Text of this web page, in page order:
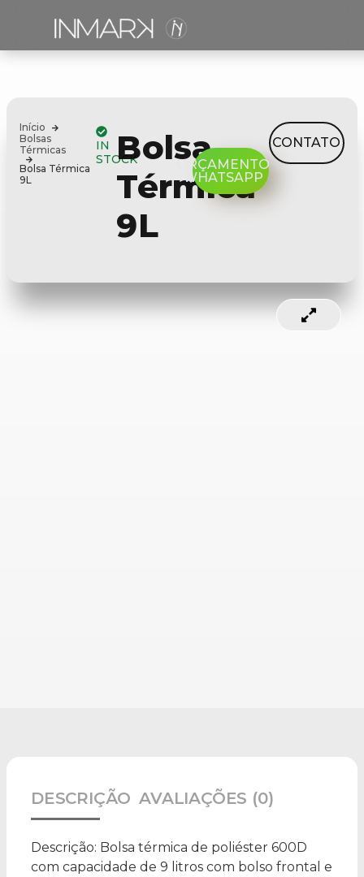
Início
Bolsas
Térmicas
Bolsa Térmica
9L
IN
STOCKBolsa
Térmica
9L
ORÇAMENTO
WHATSAPP
CONTATO
DESCRIÇÃO AVALIAÇÕES (0)
Descrição: Bolsa térmica de poliéster 600D
com capacidade de 9 litros com bolso frontal e